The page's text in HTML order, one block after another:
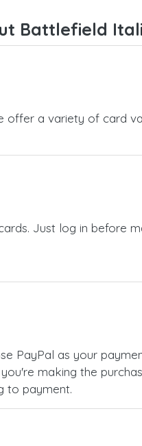
Battlefield
offer a variety of card
Just log in before
PayPal as your
making the
to payment.